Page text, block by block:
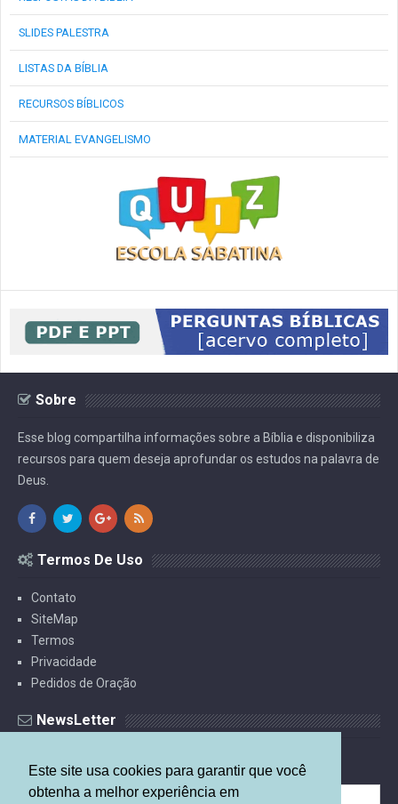
Este site usa cookies para garantir que você
obtenha a melhor experiência em
SLIDES PALESTRA
LISTAS DA BÍBLIA
RECURSOS BÍBLICOS
MATERIAL EVANGELISMO
Sobre
Esse blog compartilha informações sobre a Bíblia e disponibiliza
recursos para quem deseja aprofundar os estudos na palavra de
Deus.
Termos De Uso
Contato
SiteMap
Termos
Privacidade
Pedidos de Oração
NewsLetter